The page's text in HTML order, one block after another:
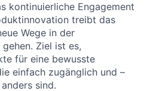
kontinuierliche Engagement
treibt das
Wege in der
Ziel ist es,
für eine bewusste
einfach zugänglich und –
sind.